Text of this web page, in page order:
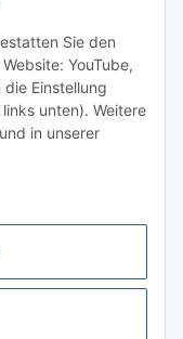
Sie den
YouTube,
Einstellung
unten). Weitere
und in unserer